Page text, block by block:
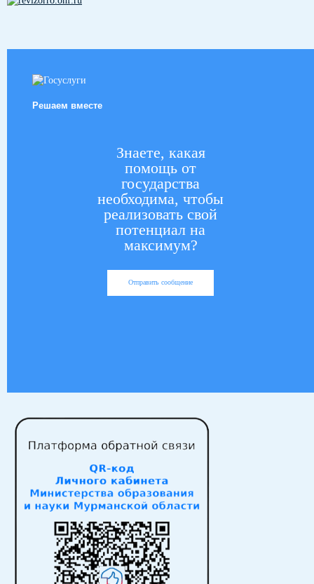
Решаем вместе
Знаете, какая
помощь от
государства
необходима, чтобы
реализовать свой
потенциал на
максимум?
Отправить сообщение